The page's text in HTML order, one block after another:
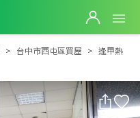
逢甲熱鬧店面+平車
台中市西屯區買屋
逢甲熱